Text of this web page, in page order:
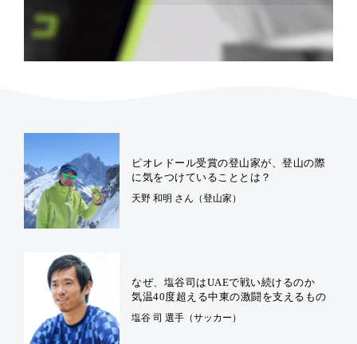
ピオレドール受賞の登山家が、登山の際
に気をつけていることとは？
天野 和明 さん（登山家）
なぜ、塩谷司はUAEで戦い続けるのか
気温40度超える中東の激闘を支えるもの
塩谷 司 選手（サッカー）